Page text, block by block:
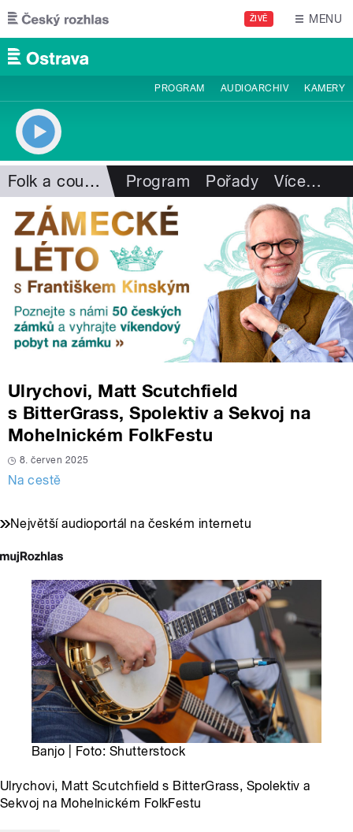
Přejít k hlavnímu obsahu
ŽIVĚ MENU
PROGRAM AUDIOARCHIV KAMERY
Folk a country Program Pořady Více…
Ulrychovi, Matt Scutchfield
s BitterGrass, Spolektiv a Sekvoj na
Mohelnickém FolkFestu
8. červen 2025
Na cestě
Největší audioportál na českém internetu
Banjo | Foto: Shutterstock
Ulrychovi, Matt Scutchfield s BitterGrass, Spolektiv a
Sekvoj na Mohelnickém FolkFestu